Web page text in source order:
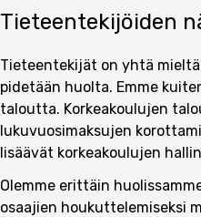
Tieteentekijöiden
Tieteentekijät on yhtä
pidetään huolta. Emme
taloutta. Korkeakoulujen
lukuvuosimaksujen
lisäävät korkeakoulujen
Olemme erittäin
osaajien houkuttelemiseksi